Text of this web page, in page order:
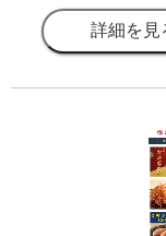
詳細を見